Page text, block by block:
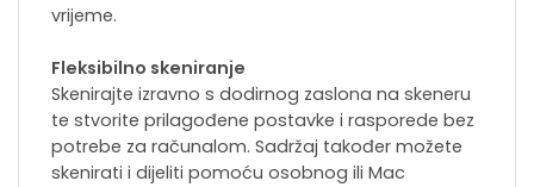
vrijeme.
Fleksibilno skeniranje
Skenirajte izravno s dodirnog zaslona na skeneru
te stvorite prilagođene postavke i rasporede bez
potrebe za računalom. Sadržaj također možete
skenirati i dijeliti pomoću osobnog ili Mac